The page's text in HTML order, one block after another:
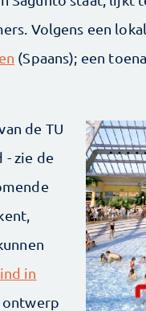
Volgens een
(Spaans); een
de TU
- zie de
in